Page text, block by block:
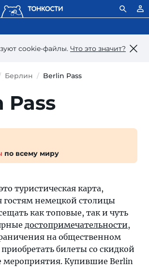
сookie-файлы. Что это значит?
Берлин Berlin Pass
Pass
по всему миру
туристическая карта,
немецкой столицы
как топовые, так и чуть
достопримечательности,
на общественном
билеты со скидкой
мероприятия. Купившие Berlin